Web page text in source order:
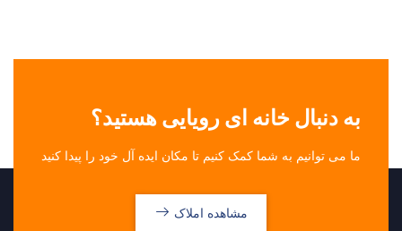
به دنبال خانه ای رویایی هستید؟
ما می توانیم به شما کمک کنیم تا مکان ایده آل خود را پیدا کنید
مشاهده املاک